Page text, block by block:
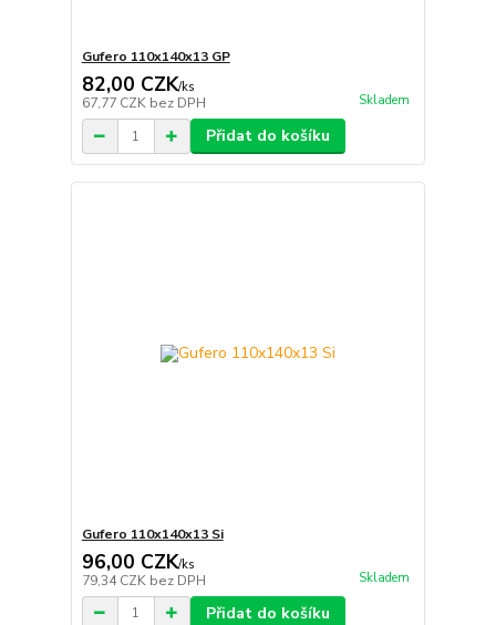
Gufero 110x140x13 GP
82,00 CZK/ks
67,77 CZK bez DPH Skladem
Přidat do košíku
Gufero 110x140x13 Si
96,00 CZK/ks
79,34 CZK bez DPH Skladem
Přidat do košíku